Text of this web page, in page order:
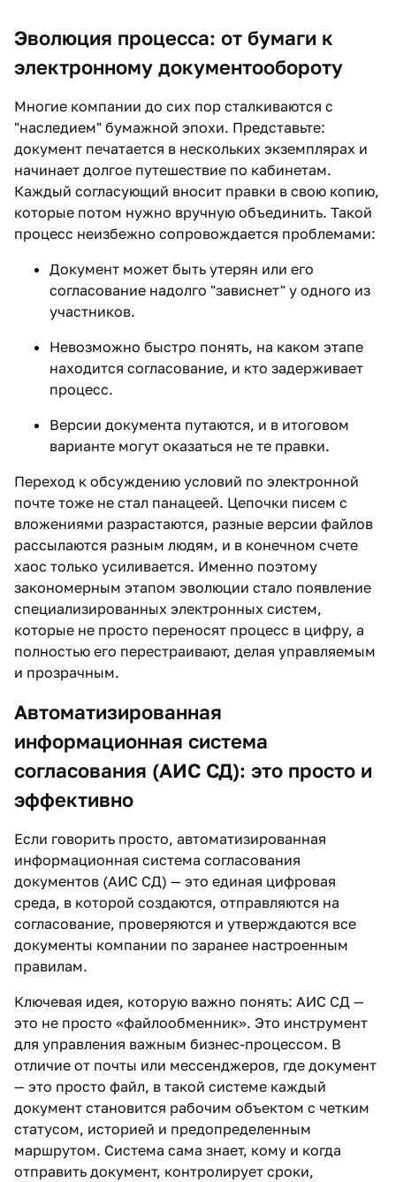
Эволюция процесса: от бумаги к
электронному документообороту
Многие компании до сих пор сталкиваются с
"наследием" бумажной эпохи. Представьте:
документ печатается в нескольких экземплярах и
начинает долгое путешествие по кабинетам.
Каждый согласующий вносит правки в свою копию,
которые потом нужно вручную объединить. Такой
процесс неизбежно сопровождается проблемами:
Документ может быть утерян или его
согласование надолго "зависнет" у одного из
участников.
Невозможно быстро понять, на каком этапе
находится согласование, и кто задерживает
процесс.
Версии документа путаются, и в итоговом
варианте могут оказаться не те правки.
Переход к обсуждению условий по электронной
почте тоже не стал панацеей. Цепочки писем с
вложениями разрастаются, разные версии файлов
рассылаются разным людям, и в конечном счете
хаос только усиливается. Именно поэтому
закономерным этапом эволюции стало появление
специализированных электронных систем,
которые не просто переносят процесс в цифру, а
полностью его перестраивают, делая управляемым
и прозрачным.
Автоматизированная
информационная система
согласования (АИС СД): это просто и
эффективно
Если говорить просто, автоматизированная
информационная система согласования
документов (АИС СД) — это единая цифровая
среда, в которой создаются, отправляются на
согласование, проверяются и утверждаются все
документы компании по заранее настроенным
правилам.
Ключевая идея, которую важно понять: АИС СД —
это не просто «файлообменник». Это инструмент
для управления важным бизнес-процессом. В
отличие от почты или мессенджеров, где документ
— это просто файл, в такой системе каждый
документ становится рабочим объектом с четким
статусом, историей и предопределенным
маршрутом. Система сама знает, кому и когда
отправить документ, контролирует сроки,